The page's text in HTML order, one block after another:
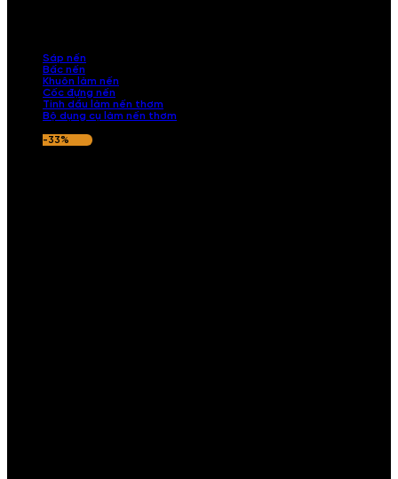
Sáp nến
Bấc nến
Khuôn làm nến
Cốc đựng nến
Tinh dầu làm nến thơm
Bộ dụng cụ làm nến thơm
-33%